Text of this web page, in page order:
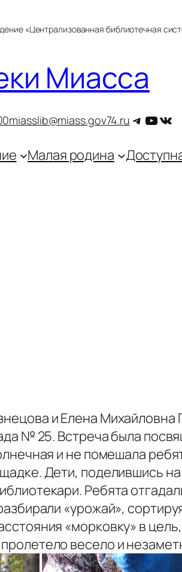
«Централизованная библиотечная
Миасса
miasslib@miass.gov74.ru
Малая родина
и Елена
№ 25. Встреча была
и не помешала
Дети, поделившись
Ребята
«урожай»,
«морковку» в
весело и